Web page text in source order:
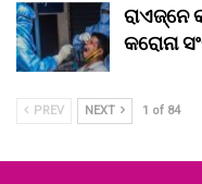
ରାଏଜ୍‌ନେ
କରୋନା
PREV NEXT 1 of 84